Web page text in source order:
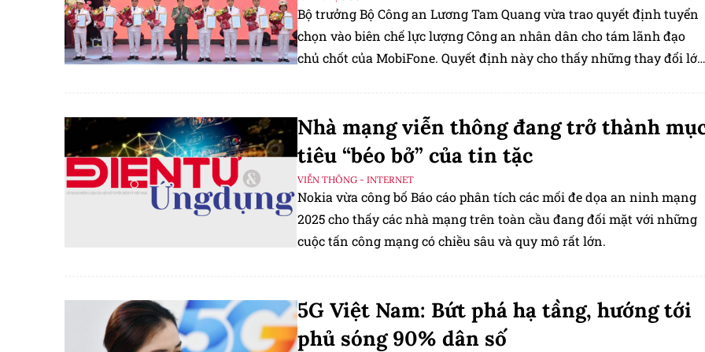
Bộ trưởng Bộ Công an Lương Tam Quang vừa trao quyết định tuyển
chọn vào biên chế lực lượng Công an nhân dân cho tám lãnh đạo
chủ chốt của MobiFone. Quyết định này cho thấy những thay đổi lớn
Nhà mạng viễn thông đang trở thành
tiêu “béo bở” của tin tặc
VIỄN THÔNG - INTERNET
Nokia vừa công bố Báo cáo phân tích các mối đe dọa an ninh mạng
2025 cho thấy các nhà mạng trên toàn cầu đang đối mặt với những
cuộc tấn công mạng có chiều sâu và quy mô rất lớn.
5G Việt Nam: Bứt phá hạ tầng, hướng tới
phủ sóng 90% dân số